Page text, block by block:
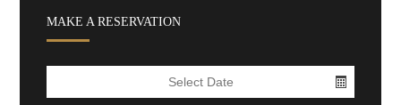
MAKE A RESERVATION